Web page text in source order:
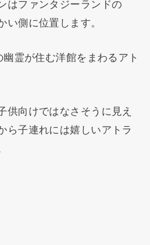
はファンタジーランドの
い側に位置します。
霊が住む洋館をまわるアト
供向けではなさそうに見え
ら子連れには嬉しいアトラ